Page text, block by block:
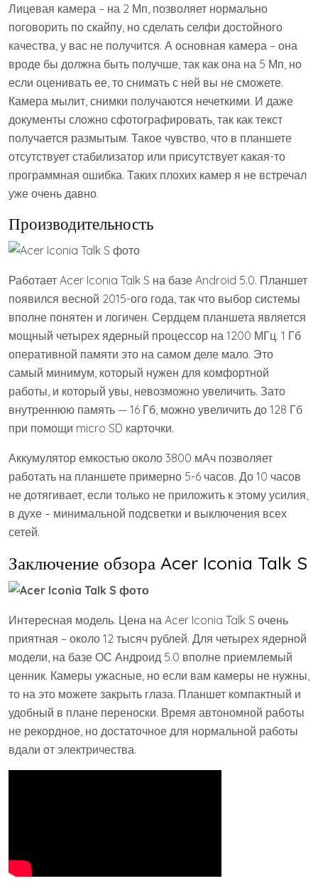
Лицевая камера – на 2 Мп, позволяет нормально
поговорить по скайпу, но сделать селфи достойного
качества, у вас не получится. А основная камера – она
вроде бы должна быть получше, так как она на 5 Мп, но
если оценивать ее, то снимать с ней вы не сможете.
Камера мылит, снимки получаются нечеткими. И даже
документы сложно сфотографировать, так как текст
получается размытым. Такое чувство, что в планшете
отсутствует стабилизатор или присутствует какая-то
программная ошибка. Таких плохих камер я не встречал
уже очень давно.
Производительность
Работает Acer Iconia Talk S на базе Android 5.0. Планшет
появился весной 2015-ого года, так что выбор системы
вполне понятен и логичен. Сердцем планшета является
мощный четырех ядерный процессор на 1200 МГц. 1 Гб
оперативной памяти это на самом деле мало. Это
самый минимум, который нужен для комфортной
работы, и который увы, невозможно увеличить. Зато
внутреннюю память — 16 Гб, можно увеличить до 128 Гб
при помощи micro SD карточки.
Аккумулятор емкостью около 3800 мАч позволяет
работать на планшете примерно 5-6 часов. До 10 часов
не дотягивает, если только не приложить к этому усилия,
в духе – минимальной подсветки и выключения всех
сетей.
Заключение обзора Acer Iconia Talk S
Интересная модель. Цена на Acer Iconia Talk S очень
приятная – около 12 тысяч рублей. Для четырех ядерной
модели, на базе ОС Андроид 5.0 вполне приемлемый
ценник. Камеры ужасные, но если вам камеры не нужны,
то на это можете закрыть глаза. Планшет компактный и
удобный в плане переноски. Время автономной работы
не рекордное, но достаточное для нормальной работы
вдали от электричества.